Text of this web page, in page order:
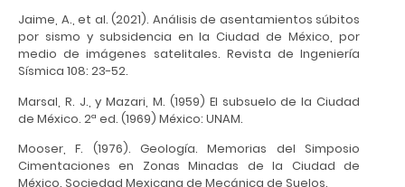
Jaime, A., et al. (2021). Análisis de asentamientos súbitos
por sismo y subsidencia en la Ciudad de México, por
medio de imágenes satelitales. Revista de Ingeniería
Sísmica 108: 23-52.
Marsal, R. J., y Mazari, M. (1959) El subsuelo de la Ciudad
de México. 2ª ed. (1969) México: UNAM.
Mooser, F. (1976). Geología. Memorias del Simposio
Cimentaciones en Zonas Minadas de la Ciudad de
México. Sociedad Mexicana de Mecánica de Suelos.